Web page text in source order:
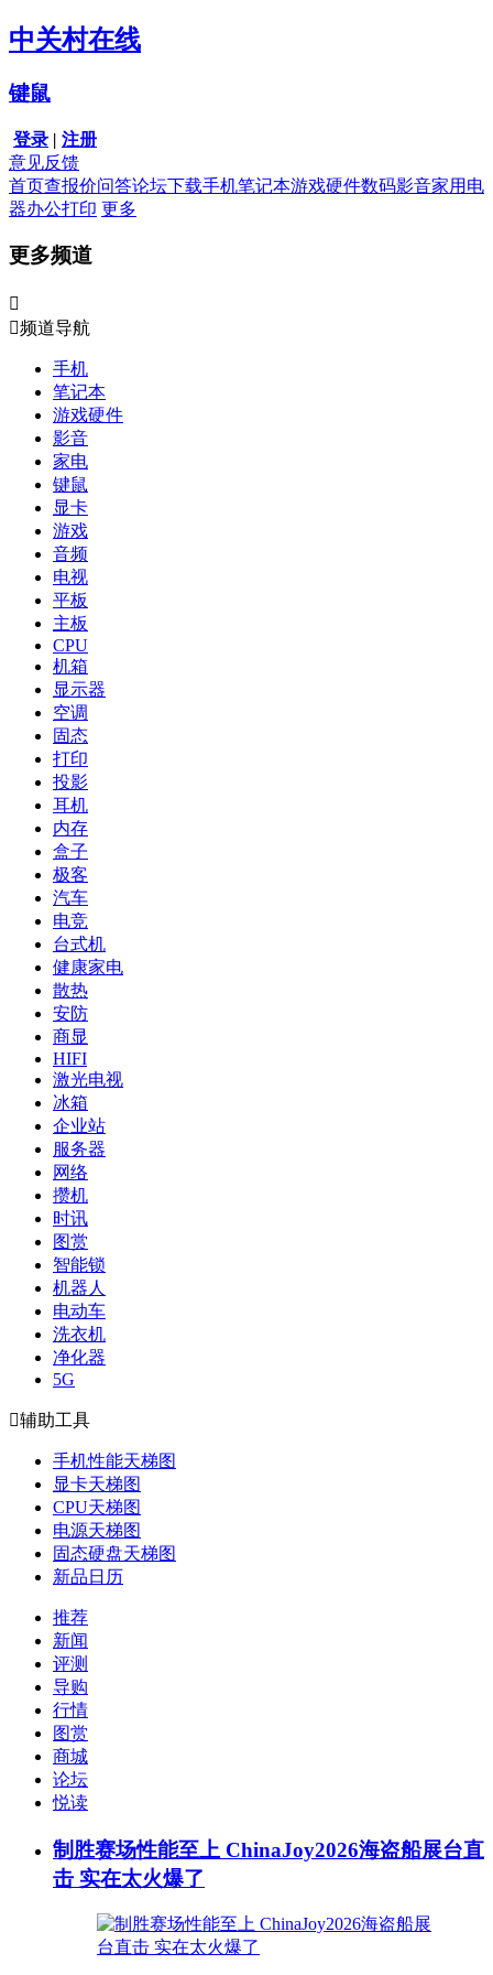
中关村在线
键鼠
登录 | 注册
意见反馈
首页查报价问答论坛下载手机笔记本游戏硬件数码影音家用电
器办公打印 更多
更多频道

频道导航
手机
笔记本
游戏硬件
影音
家电
键鼠
显卡
游戏
音频
电视
平板
主板
CPU
机箱
显示器
空调
固态
打印
投影
耳机
内存
盒子
极客
汽车
电竞
台式机
健康家电
散热
安防
商显
HIFI
激光电视
冰箱
企业站
服务器
网络
攒机
时讯
图赏
智能锁
机器人
电动车
洗衣机
净化器
5G
辅助工具
手机性能天梯图
显卡天梯图
CPU天梯图
电源天梯图
固态硬盘天梯图
新品日历
推荐
新闻
评测
导购
行情
图赏
商城
论坛
悦读
制胜赛场性能至上 ChinaJoy2026海盗船展台直
击 实在太火爆了